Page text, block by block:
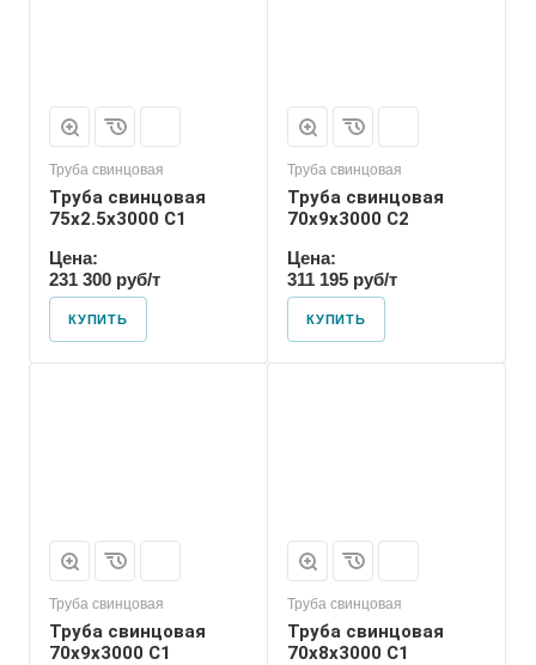
Труба свинцовая
Труба свинцовая
75x2.5x3000 С1
Цена:
231 300 руб/т
КУПИТЬ
Труба свинцовая
Труба свинцовая
70x9x3000 С2
Цена:
311 195 руб/т
КУПИТЬ
Труба свинцовая
Труба свинцовая
70x9x3000 С1
Труба свинцовая
Труба свинцовая
70x8x3000 С1